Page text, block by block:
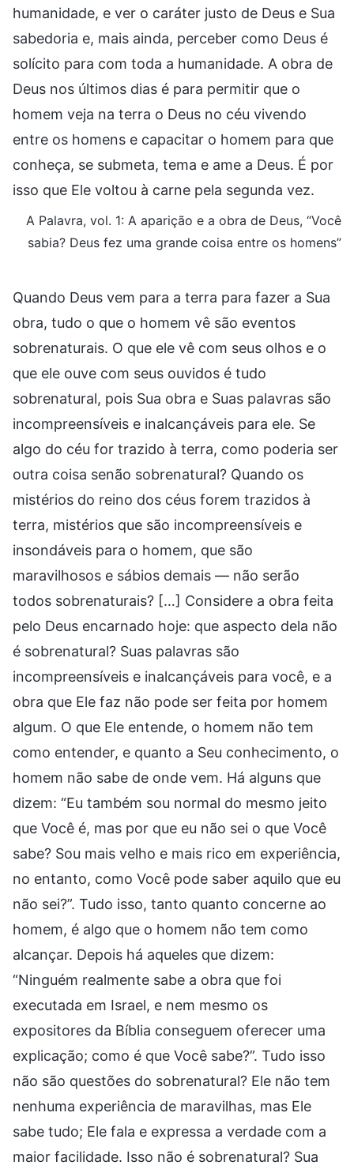
humanidade, e ver o caráter justo de Deus e Sua
sabedoria e, mais ainda, perceber como Deus é
solícito para com toda a humanidade. A obra de
Deus nos últimos dias é para permitir que o
homem veja na terra o Deus no céu vivendo
entre os homens e capacitar o homem para que
conheça, se submeta, tema e ame a Deus. É por
isso que Ele voltou à carne pela segunda vez.
A Palavra, vol. 1: A aparição e a obra de Deus, “Você
sabia? Deus fez uma grande coisa entre os homens”
Quando Deus vem para a terra para fazer a Sua
obra, tudo o que o homem vê são eventos
sobrenaturais. O que ele vê com seus olhos e o
que ele ouve com seus ouvidos é tudo
sobrenatural, pois Sua obra e Suas palavras são
incompreensíveis e inalcançáveis para ele. Se
algo do céu for trazido à terra, como poderia ser
outra coisa senão sobrenatural? Quando os
mistérios do reino dos céus forem trazidos à
terra, mistérios que são incompreensíveis e
insondáveis para o homem, que são
maravilhosos e sábios demais — não serão
todos sobrenaturais? […] Considere a obra feita
pelo Deus encarnado hoje: que aspecto dela não
é sobrenatural? Suas palavras são
incompreensíveis e inalcançáveis para você, e a
obra que Ele faz não pode ser feita por homem
algum. O que Ele entende, o homem não tem
como entender, e quanto a Seu conhecimento, o
homem não sabe de onde vem. Há alguns que
dizem: “Eu também sou normal do mesmo jeito
que Você é, mas por que eu não sei o que Você
sabe? Sou mais velho e mais rico em experiência,
no entanto, como Você pode saber aquilo que eu
não sei?”. Tudo isso, tanto quanto concerne ao
homem, é algo que o homem não tem como
alcançar. Depois há aqueles que dizem:
“Ninguém realmente sabe a obra que foi
executada em Israel, e nem mesmo os
expositores da Bíblia conseguem oferecer uma
explicação; como é que Você sabe?”. Tudo isso
não são questões do sobrenatural? Ele não tem
nenhuma experiência de maravilhas, mas Ele
sabe tudo; Ele fala e expressa a verdade com a
maior facilidade. Isso não é sobrenatural? Sua